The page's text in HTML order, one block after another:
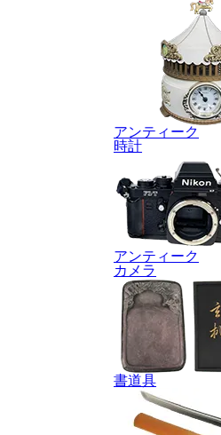
アンティーク
時計
アンティーク
カメラ
書道具